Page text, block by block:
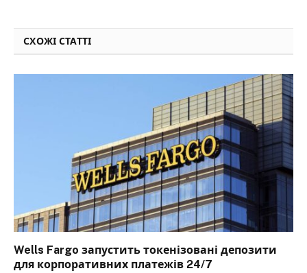
СХОЖІ СТАТТІ
Wells Fargo запустить токенізовані депозити
для корпоративних платежів 24/7